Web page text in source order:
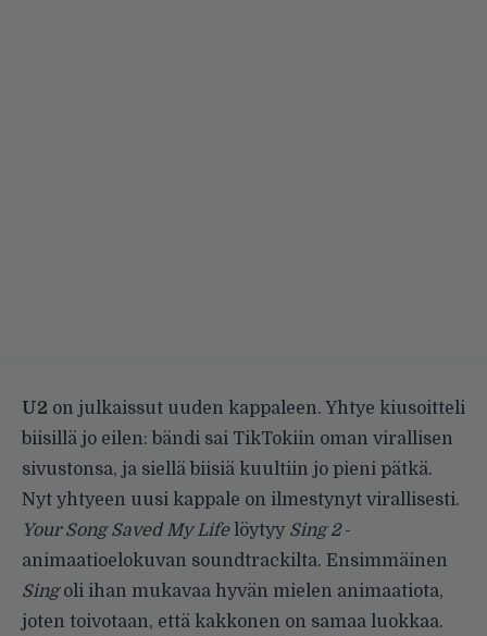
U2 on julkaissut uuden kappaleen. Yhtye kiusoitteli
biisillä jo eilen: bändi sai TikTokiin oman virallisen
sivustonsa, ja siellä biisiä kuultiin jo pieni pätkä.
Nyt yhtyeen uusi kappale on ilmestynyt virallisesti.
Your Song Saved My Lifelöytyy Sing 2-
animaatioelokuvan soundtrackilta. Ensimmäinen
Singoli ihan mukavaa hyvän mielen animaatiota,
joten toivotaan, että kakkonen on samaa luokkaa.